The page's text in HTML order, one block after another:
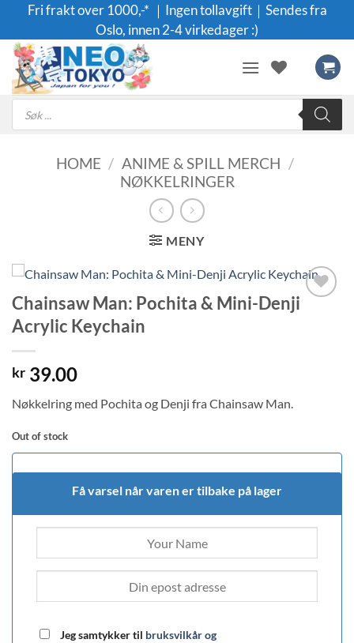
content
Fri frakt over 1000,-* ｜Ingen tollavgift｜Sendes fra
Oslo, innen 2-4 virkedager :)
Products
search
HOME / ANIME & SPILL MERCH /
NØKKELRINGER
MENY
Legg til i
Chainsaw Man: Pochita & Mini-Denji
Acrylic Keychain
kr 39.00
Nøkkelring med Pochita og Denji fra Chainsaw Man.
Out of stock
Få varsel når varen er tilbake på lager
Jeg samtykker til bruksvilkår og